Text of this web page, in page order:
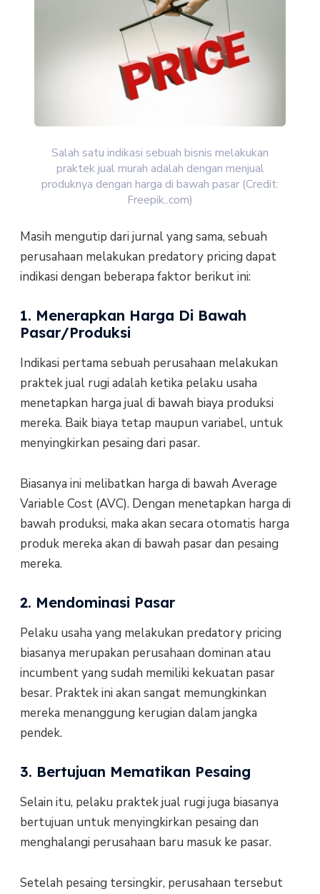
Salah satu indikasi sebuah bisnis melakukan
praktek jual murah adalah dengan menjual
produknya dengan harga di bawah pasar (Credit:
Freepik..com)
Masih mengutip dari jurnal yang sama, sebuah
perusahaan melakukan predatory pricing dapat
indikasi dengan beberapa faktor berikut ini:
1. Menerapkan Harga Di Bawah
Pasar/Produksi
Indikasi pertama sebuah perusahaan melakukan
praktek jual rugi adalah ketika pelaku usaha
menetapkan harga jual di bawah biaya produksi
mereka. Baik biaya tetap maupun variabel, untuk
menyingkirkan pesaing dari pasar.
Biasanya ini melibatkan harga di bawah Average
Variable Cost (AVC). Dengan menetapkan harga di
bawah produksi, maka akan secara otomatis harga
produk mereka akan di bawah pasar dan pesaing
mereka.
2. Mendominasi Pasar
Pelaku usaha yang melakukan predatory pricing
biasanya merupakan perusahaan dominan atau
incumbent yang sudah memiliki kekuatan pasar
besar. Praktek ini akan sangat memungkinkan
mereka menanggung kerugian dalam jangka
pendek.
3. Bertujuan Mematikan Pesaing
Selain itu, pelaku praktek jual rugi juga biasanya
bertujuan untuk menyingkirkan pesaing dan
menghalangi perusahaan baru masuk ke pasar.
Setelah pesaing tersingkir, perusahaan tersebut